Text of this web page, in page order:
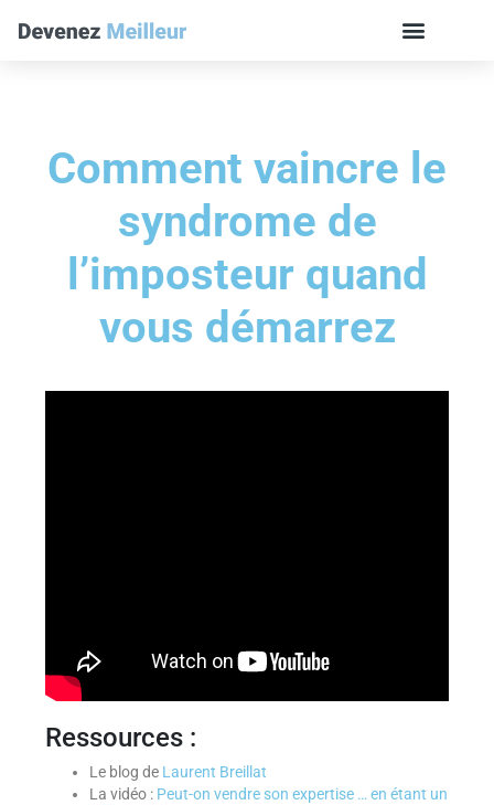
Comment vaincre le
syndrome de
l’imposteur quand
vous démarrez
Ressources :
Le blog de Laurent Breillat
La vidéo : Peut-on vendre son expertise … en étant un